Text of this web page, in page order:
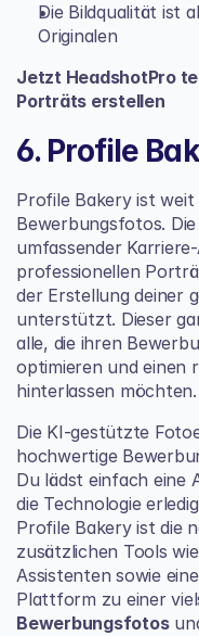
Die Bildqualität ist
Originalen
Jetzt HeadshotPro
Porträts erstellen
6. Profile
Profile Bakery ist
Bewerbungsfotos.
umfassender
professionellen
der Erstellung deiner
unterstützt. Dieser
alle, die ihren
optimieren und einen
hinterlassen möchten.
Die KI-gestützte
hochwertige
Du lädst einfach eine
die Technologie
Profile Bakery ist die
zusätzlichen Tools
Assistenten sowie
Plattform zu einer
Bewerbungsfotos